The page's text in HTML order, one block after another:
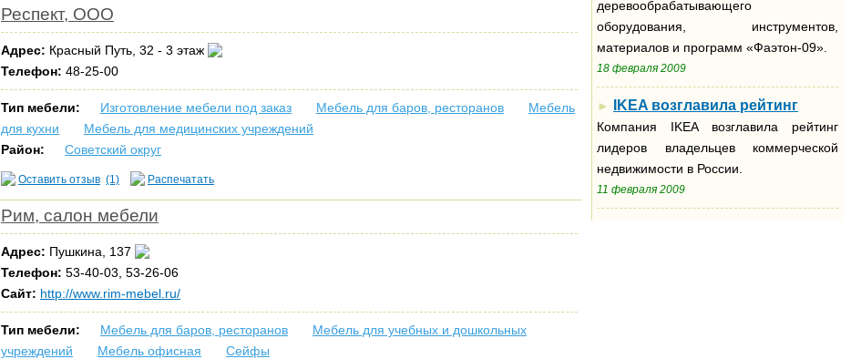
Респект, ООО
Адрес: Красный Путь, 32 - 3 этаж
Телефон: 48-25-00
Тип мебели: Изготовление мебели под заказ Мебель для баров, ресторанов
Мебель
для кухни
Мебель для медицинских учреждений
Район:
Советский округ
Оставить отзыв (1) Распечатать
Рим, салон мебели
Адрес: Пушкина, 137
Телефон: 53-40-03, 53-26-06
Сайт: http://www.rim-mebel.ru/
Тип мебели: Мебель для баров, ресторанов
Мебель для учебных и дошкольных
учреждений
Мебель офисная
Сейфы
деревообрабатывающего
оборудования, инструментов,
материалов и программ «Фаэтон-09».
18 февраля 2009
► IKEA возглавила рейтинг
Компания IKEA возглавила рейтинг
лидеров владельцев коммерческой
недвижимости в России.
11 февраля 2009